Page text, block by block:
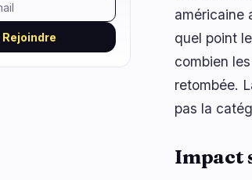
Rejoindre
américaine
quel point
combien
retombée.
pas la
Impact